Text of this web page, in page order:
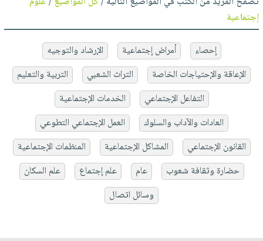
إجتماعية
إحصاء أمراض إجتماعية
الإرشاد والتوجيه
الإعاقة والإحتياجات الخاصة
التراث الشعبي
التربية والتعليم
التفاعل الإجتماعي
الخدمات الإجتماعية
العادات والآداب والسلوك
العمل الإجتماعي التطوعي
القانون الإجتماعي
المشاكل الإجتماعية
المنظمات الإجتماعية
حضارة وثقافة شعوب
عام علم إجتماع
علم السكان
وسائل اتصال